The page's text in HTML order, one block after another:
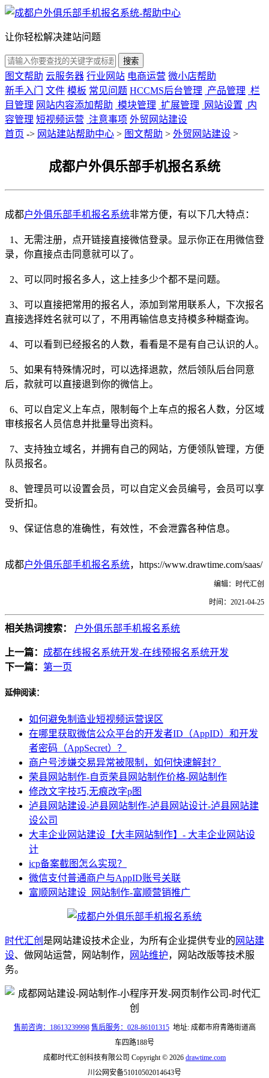
让你轻松解决建站问题
搜索
图文帮助 云服务器 行业网站 电商运营 微小店帮助
新手入门
文件 模板 常见问题 HCCMS后台管理 产品管理 栏
目管理 网站内容添加帮助 模块管理 扩展管理 网站设置 内
容管理 短视频运营 注意事项 外贸网站建设
首页 -> 网站建站帮助中心 > 图文帮助 > 外贸网站建设 >
成都户外俱乐部手机报名系统
成都户外俱乐部手机报名系统非常方便，有以下几大特点：
1、无需注册，点开链接直接微信登录。显示你正在用微信登
录，你直接点击同意就可以了。
2、可以同时报名多人，这上挂多少个都不是问题。
3、可以直接把常用的报名人，添加到常用联系人，下次报名
直接选择姓名就可以了，不用再输信息支持模多种糊查询。
4、可以看到已经报名的人数，看看是不是有自己认识的人。
5、如果有特殊情况时，可以选择退款，然后领队后台同意
后，款就可以直接退到你的微信上。
6、可以自定义上车点，限制每个上车点的报名人数，分区域
审核报名人员信息并批量导出资料。
7、支持独立域名，并拥有自己的网站，方便领队管理，方便
队员报名。
8、管理员可以设置会员，可以自定义会员编号，会员可以享
受折扣。
9、保证信息的准确性，有效性，不会泄露各种信息。
成都户外俱乐部手机报名系统，https://www.drawtime.com/saas/
编辑：时代汇创
时间：2021-04-25
相关热词搜索： 户外俱乐部手机报名系统
上一篇： 成都在线报名系统开发-在线预报名系统开发
下一篇： 第一页
延伸阅读：
如何避免制造业短视频运营误区
在哪里获取微信公众平台的开发者ID（AppID）和开发
者密码（AppSecret）？
商户号涉嫌交易异常被限制，如何快速解封？
荣县网站制作-自贡荣县网站制作价格-网站制作
修改文字技巧,无痕改字p图
泸县网站建设-泸县网站制作-泸县网站设计-泸县网站建
设公司
大丰企业网站建设【大丰网站制作】- 大丰企业网站设
计
icp备案截图怎么实现？
微信支付普通商户与AppID账号关联
富顺网站建设_网站制作-富顺营销推广
时代汇创 是网站建设技术企业，为所有企业提供专业的 网站建
设、做网站运营，网站制作， 网站维护，网站改版等技术服
务。
售前咨询：18613239998 售后服务：028-86101315地址: 成都市府青路街道高
车四路188号
成都时代汇创科技有限公司 Copyright © 2026 drawtime.com
川公网安备51010502014643号